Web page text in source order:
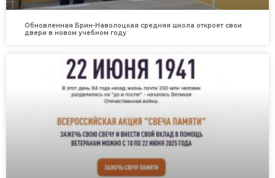
Обновленная Брин-Наволоцкая средняя школа откроет свои
двери в новом учебном году